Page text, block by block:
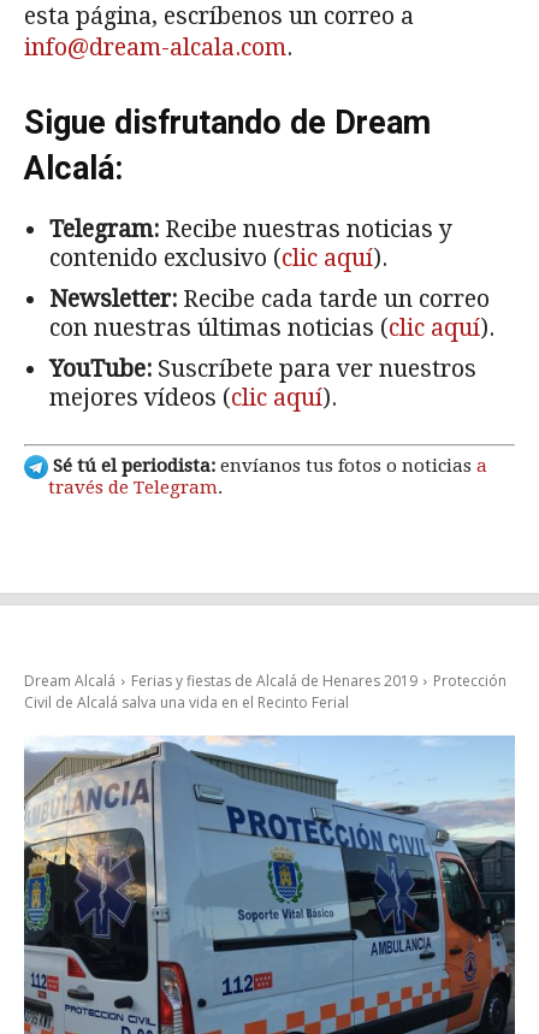
esta página, escríbenos un correo a
info@dream-alcala.com.
Sigue disfrutando de Dream
Alcalá:
Telegram: Recibe nuestras noticias y
contenido exclusivo (clic aquí).
Newsletter: Recibe cada tarde un correo
con nuestras últimas noticias (clic aquí).
YouTube: Suscríbete para ver nuestros
mejores vídeos (clic aquí).
Sé tú el periodista: envíanos tus fotos o noticias a
través de Telegram.